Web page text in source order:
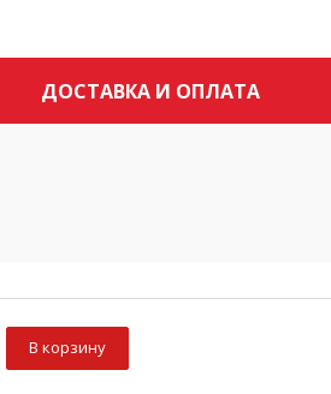
ДОСТАВКА И ОПЛАТА
В корзину